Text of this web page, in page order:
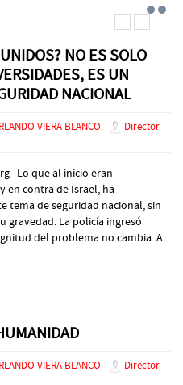
NO ES SOLO
ES UN
NACIONAL
VIERA BLANCO
Director
Lo que al inicio eran
en contra de Israel, ha
tema de seguridad nacional, sin
gravedad. La policía ingresó
del problema no cambia. A
VIERA BLANCO
Director